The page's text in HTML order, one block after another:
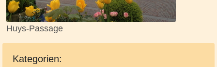
Huys-Passage
Kategorien: